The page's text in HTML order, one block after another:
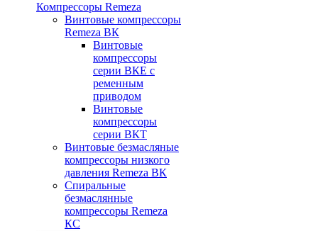
Компрессоры Remeza
Винтовые компрессоры
Remeza ВК
Винтовые
компрессоры
серии ВКЕ с
ременным
приводом
Винтовые
компрессоры
серии ВКТ
Винтовые безмасляные
компрессоры низкого
давления Remeza ВК
Спиральные
безмаслянные
компрессоры Remeza
КС